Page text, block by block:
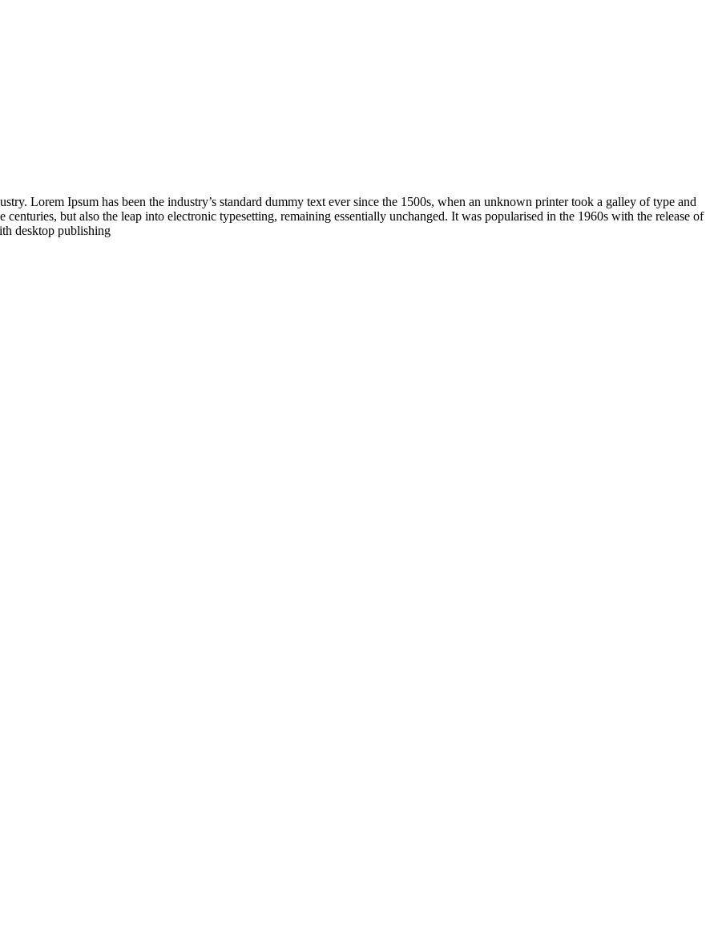
Lorem Ipsum has been the industry’s standard dummy text ever since the 1500s, when an unknown printer took a galley of type and
but also the leap into electronic typesetting, remaining essentially unchanged. It was popularised in the 1960s with the release of
desktop publishing